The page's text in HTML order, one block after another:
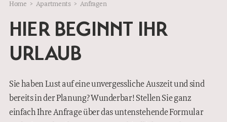
FRÜHSTÜCK
BISTRO
KITZBÜHEL
WISSENSWERTES
Home > Apartments > Anfragen
HIER BEGINNT IHR
URLAUB
Sie haben Lust auf eine unvergessliche Auszeit und sind
bereits in der Planung? Wunderbar! Stellen Sie ganz
einfach Ihre Anfrage über das untenstehende Formular